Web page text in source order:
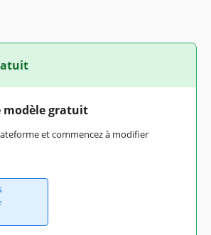
modèle gratuit
et commencez à modifier